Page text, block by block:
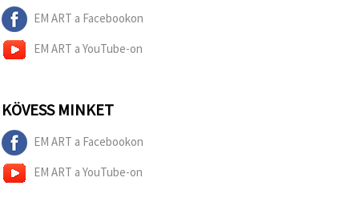
EM ART a Facebookon
EM ART a YouTube-on
KÖVESS MINKET
EM ART a Facebookon
EM ART a YouTube-on